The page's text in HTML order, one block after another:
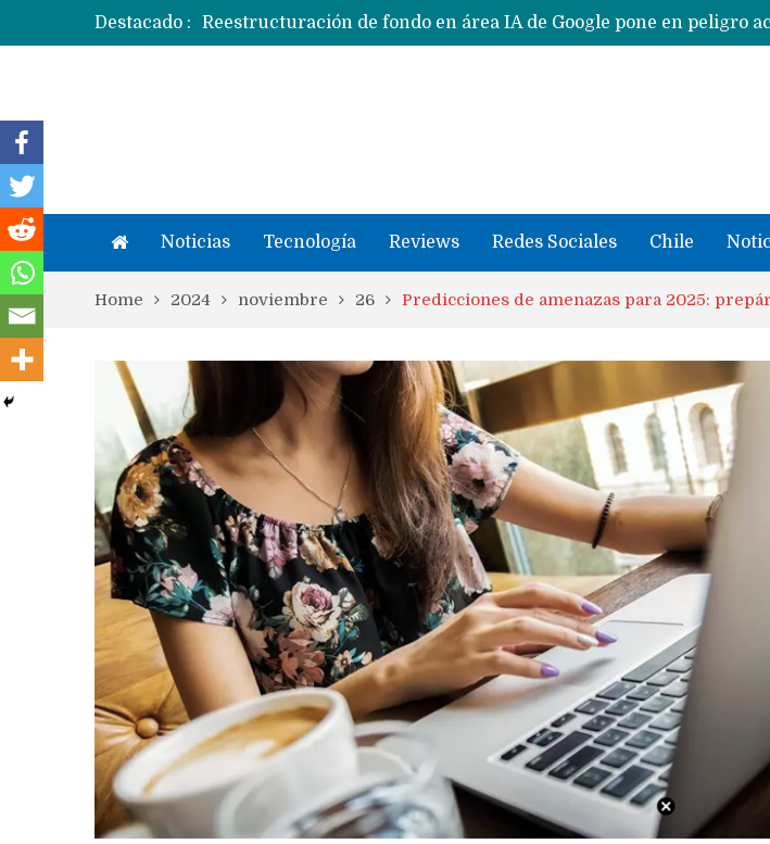
Destacado :
Noticias Tecnología Reviews Redes Sociales Chile
Home 2024 noviembre 26 Predicciones de amenazas para 2025: